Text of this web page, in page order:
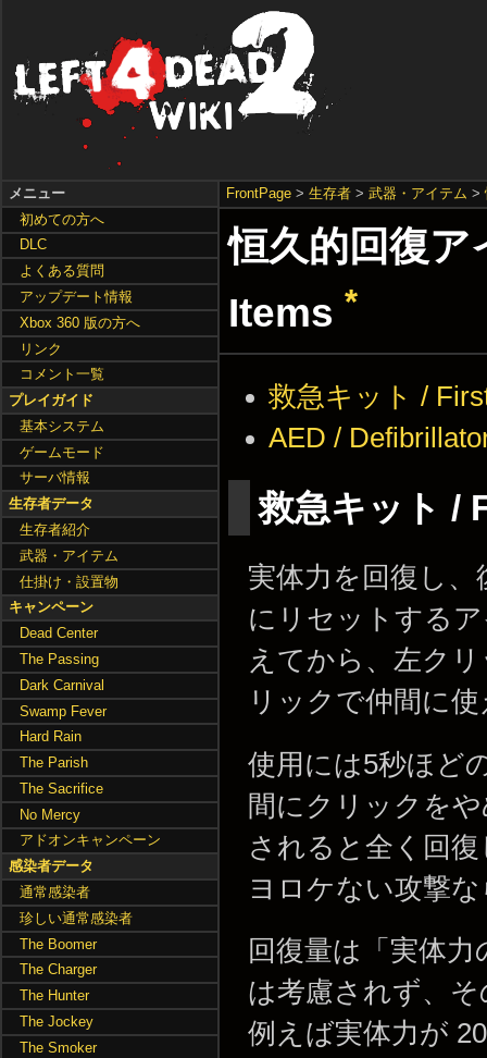
FrontPage >生存者 >武器・アイテム >
恒久的回復
Items *
救急キット /
AED /
救急キット /
実体力を回復し
にリセットする
えてから、左ク
リックで仲間に
使用には5秒ほど
間にクリックを
されると全く回
ヨロケない攻撃
回復量は「実体
は考慮されず、
例えば実体力が
メニュー
初めての方へ
DLC
よくある質問
アップデート情報
Xbox 360 版の方へ
リンク
コメント一覧
プレイガイド
基本システム
ゲームモード
サーバ情報
生存者データ
生存者紹介
武器・アイテム
仕掛け・設置物
キャンペーン
Dead Center
The Passing
Dark Carnival
Swamp Fever
Hard Rain
The Parish
The Sacrifice
No Mercy
アドオンキャンペーン
感染者データ
通常感染者
珍しい通常感染者
The Boomer
The Charger
The Hunter
The Jockey
The Smoker